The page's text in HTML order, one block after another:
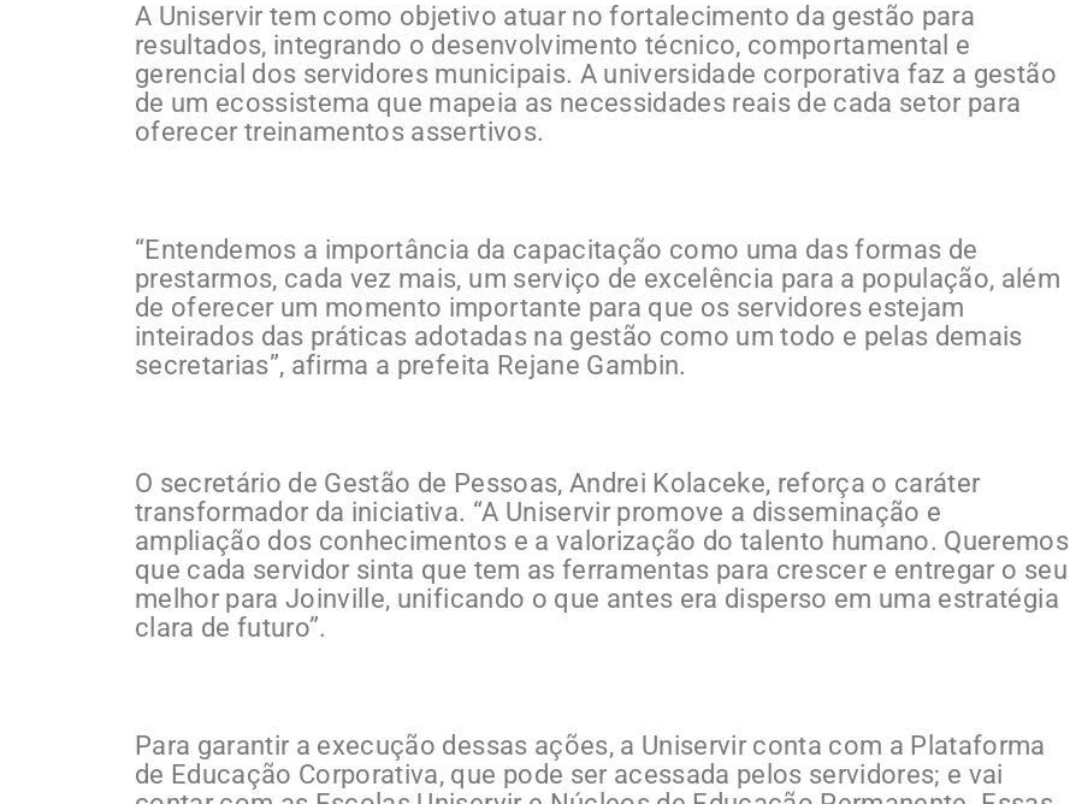
A Uniservir tem como objetivo atuar no fortalecimento da gestão para
resultados, integrando o desenvolvimento técnico, comportamental e
gerencial dos servidores municipais. A universidade corporativa faz a gestão
de um ecossistema que mapeia as necessidades reais de cada setor para
oferecer treinamentos assertivos.
“Entendemos a importância da capacitação como uma das formas de
prestarmos, cada vez mais, um serviço de excelência para a população, além
de oferecer um momento importante para que os servidores estejam
inteirados das práticas adotadas na gestão como um todo e pelas demais
secretarias”, afirma a prefeita Rejane Gambin.
O secretário de Gestão de Pessoas, Andrei Kolaceke, reforça o caráter
transformador da iniciativa. “A Uniservir promove a disseminação e
ampliação dos conhecimentos e a valorização do talento humano. Queremos
que cada servidor sinta que tem as ferramentas para crescer e entregar o seu
melhor para Joinville, unificando o que antes era disperso em uma estratégia
clara de futuro”.
Para garantir a execução dessas ações, a Uniservir conta com a Plataforma
de Educação Corporativa, que pode ser acessada pelos servidores; e vai